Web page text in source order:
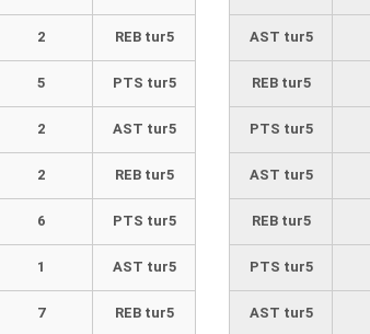
2 REB tur5
5 PTS tur5
2 AST tur5
2 REB tur5
6 PTS tur5
1 AST tur5
7 REB tur5
AST tur5
REB tur5
PTS tur5
AST tur5
REB tur5
PTS tur5
AST tur5